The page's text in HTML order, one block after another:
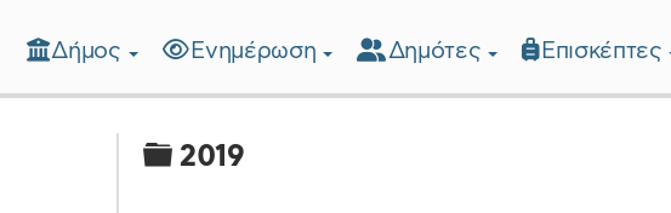
Ιστοσελίδα
Δήμος Ενημέρωση Δημότες Επισκέπτες
Φάκελος
2019